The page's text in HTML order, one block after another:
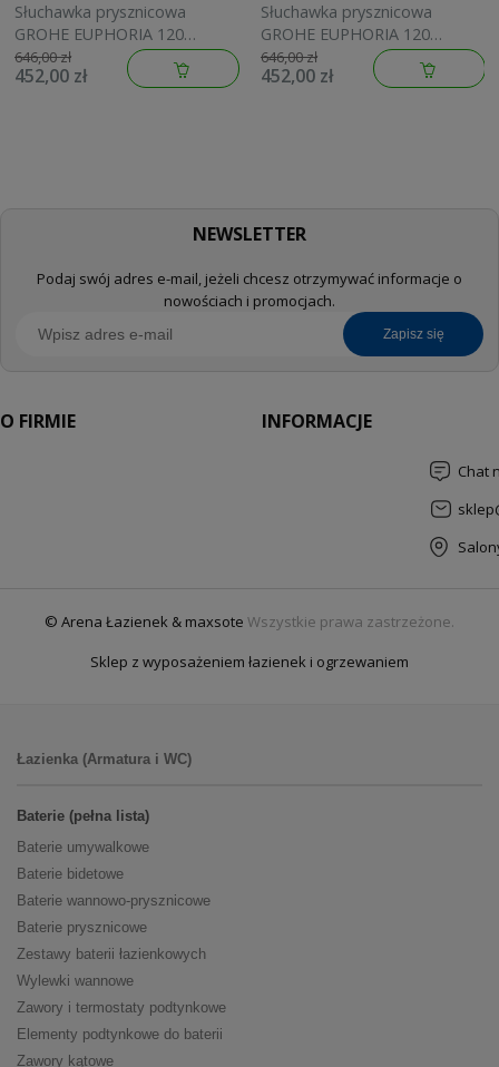
Słuchawka prysznicowa
GROHE EUPHORIA 120
brushed warm sunset
134883DL00
646,00 zł
452,00 zł
Słuchawka prysznicowa
GROHE EUPHORIA 120
brushed cool sunrise
134883GN00
646,00 zł
452,00 zł
NEWSLETTER
Podaj swój adres e-mail, jeżeli chcesz otrzymywać informacje o
nowościach i promocjach.
zapisz się
O FIRMIE INFORMACJE
Chat
© Arena Łazienek & maxsote Wszystkie prawa zastrzeżone.
Sklep z wyposażeniem łazienek i ogrzewaniem
Łazienka (Armatura i WC)
Baterie (pełna lista)
Baterie umywalkowe
Baterie bidetowe
Baterie wannowo-prysznicowe
Baterie prysznicowe
Zestawy baterii łazienkowych
Wylewki wannowe
Zawory i termostaty podtynkowe
Elementy podtynkowe do baterii
Zawory kątowe